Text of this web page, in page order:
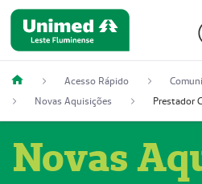
Acesso Rápido
Novas Aquisições
Novas